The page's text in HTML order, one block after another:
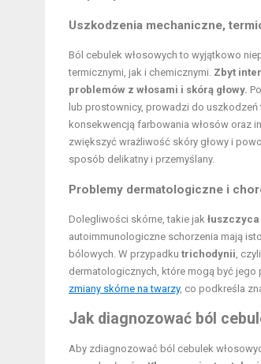
Uszkodzenia mechaniczne,
Ból cebulek włosowych to wyjątkowo
termicznymi, jak i chemicznymi. Zbyt
problemów z włosami i skórą głowy.
lub prostownicy, prowadzi do
konsekwencją farbowania włosów oraz
zwiększyć wrażliwość skóry głowy i
sposób delikatny i przemyślany.
Problemy dermatologiczne i
Dolegliwości skórne, takie jak łuszczyca
autoimmunologiczne schorzenia mają
bólowych. W przypadku trichodynii,
dermatologicznych, które mogą być jego
zmiany skórne na twarzy, co podkreśla
Jak diagnozować ból
Aby zdiagnozować ból cebulek